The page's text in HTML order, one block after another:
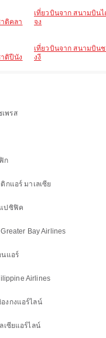
ติคลา
เที่ยวบินจาก สนามบินไ
จง
ติปีนัง
เที่ยวบินจาก สนามบิน
งงี
เพรส
ก
กแอร์ มาเลเซีย
ปซิฟิค
Greater Bay Airlines
นแอร์
Airlines
องกงแอร์ไลน์
เซียแอร์ไลน์